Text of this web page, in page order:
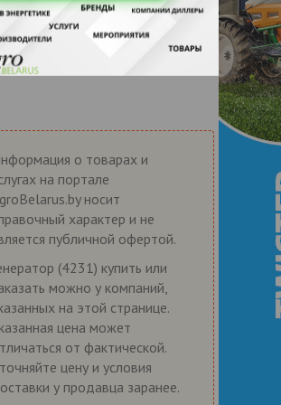
о товарах и
на портале
носит
характер и не
публичной офертой.
(4231) купить или
можно у компаний,
на этой странице.
цена может
от фактической.
цену и условия
у продавца заранее.